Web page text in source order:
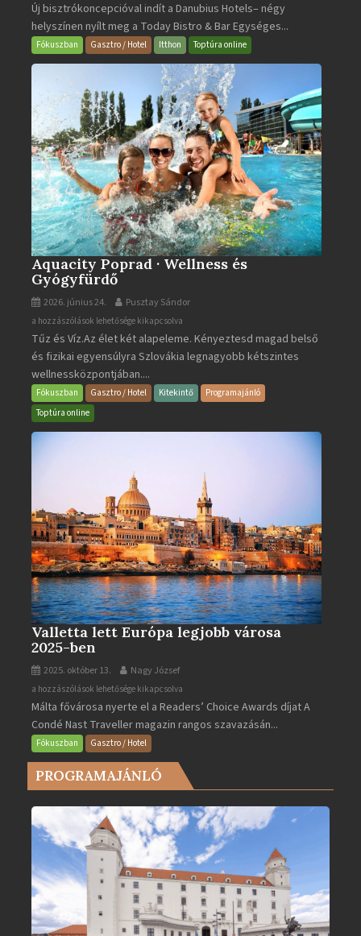
Bistro
&
Bar
bejegyzéshez
Új bisztrókoncepcióval indít a Danubius Hotels– négy
helyszínen nyílt meg a Today Bistro & Bar Egységes...
Fókuszban Gasztro / Hotel Itthon Toptúra online
Aquacity Poprad · Wellness és
Gyógyfürdő
2026. június 24. Pusztay Sándor
Aquacity
Poprad
·
Wellness
és
Gyógyfürdő
a hozzászólások lehetősége kikapcsolva
Tűz és Víz.Az élet két alapeleme. Kényeztesd magad belső
és fizikai egyensúlyra Szlovákia legnagyobb kétszintes
wellnessközpontjában....
Fókuszban Gasztro / Hotel Kitekintő
Programajánló
Toptúra online
Valletta lett Európa legjobb városa
2025-ben
2025. október 13. Nagy József
Valletta
lett
Európa
legjobb
városa
2025-
bejegyzéshez
a hozzászólások lehetősége kikapcsolva
Málta fővárosa nyerte el a Readers’ Choice Awards díjat A
Condé Nast Traveller magazin rangos szavazásán...
Fókuszban Gasztro / Hotel
PROGRAMAJÁNLÓ